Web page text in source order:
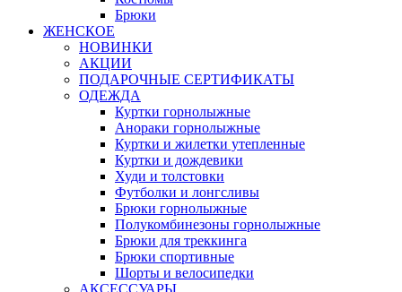
Брюки
ЖЕНСКОЕ
НОВИНКИ
АКЦИИ
ПОДАРОЧНЫЕ СЕРТИФИКАТЫ
ОДЕЖДА
Куртки горнолыжные
Анораки горнолыжные
Куртки и жилетки утепленные
Куртки и дождевики
Худи и толстовки
Футболки и лонгсливы
Брюки горнолыжные
Полукомбинезоны горнолыжные
Брюки для треккинга
Брюки спортивные
Шорты и велосипедки
АКСЕССУАРЫ